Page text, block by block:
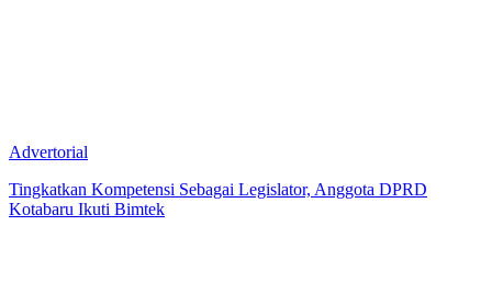
Advertorial
Tingkatkan Kompetensi Sebagai Legislator, Anggota DPRD
Kotabaru Ikuti Bimtek